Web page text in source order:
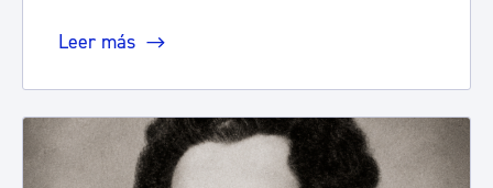
Leer más